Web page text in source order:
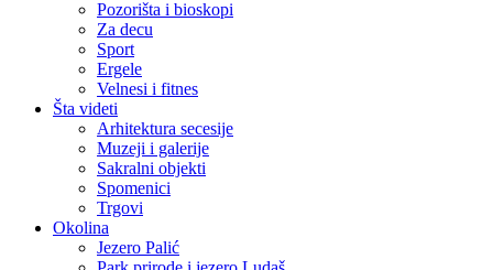
Pozorišta i bioskopi
Za decu
Sport
Ergele
Velnesi i fitnes
Šta videti
Arhitektura secesije
Muzeji i galerije
Sakralni objekti
Spomenici
Trgovi
Okolina
Jezero Palić